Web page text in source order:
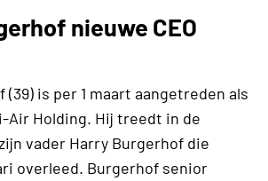
nieuwe CEO
(39) is per 1 maart aangetreden als
Air Holding. Hij treedt in de
vader Harry Burgerhof die
overleed. Burgerhof senior